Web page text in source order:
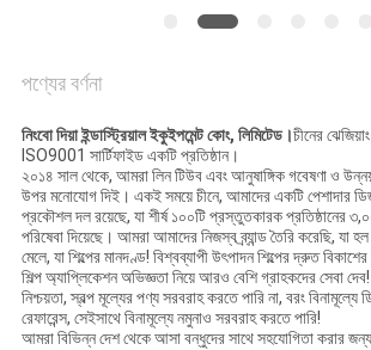
পণ্যের বর্ণনা
নিংবো দিয়া ইন্ডাস্ট্রিয়াল ইকুইপমেন্ট কোং, লিমিটেড।চীনের
ISO9001 সার্টিফাইড একটি প্রতিষ্ঠান।
২০১৪ সাল থেকে, আমরা লিন টিউব এবং আনুষাঙ্গিক গবেষণা ও
উপর মনোযোগ দিই। একই সময়ে চীনে, আমাদের একটি পেশাদার
প্রকৌশল দল রয়েছে, যা শীর্ষ ১০০টি প্রস্তুতকারক প্রতিষ্ঠানের
পরিষেবা দিয়েছে। আমরা আমাদের নিজস্ব ব্র্যান্ড তৈরি করেছি, যা
মেলে, যা শিল্পের মানদণ্ড! বিশ্বব্যাপী উৎপাদন শিল্পের দ্রুত
শিল্প অ্যাপ্লিকেশন অভিজ্ঞতা নিয়ে আরও বেশি গ্রাহকদের সেবা
নিশ্চয়তা, স্বল্প মূল্যের পণ্য সরবরাহ করতে পারি না, বরং
রেফারেন্স, সেইসাথে বিনামূল্যে নমুনাও সরবরাহ করতে পারি!
আমরা বিভিন্ন দেশ থেকে আসা বন্ধুদের সাথে সহযোগিতা করার